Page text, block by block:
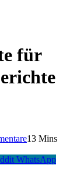
für
13 Mins
WhatsApp